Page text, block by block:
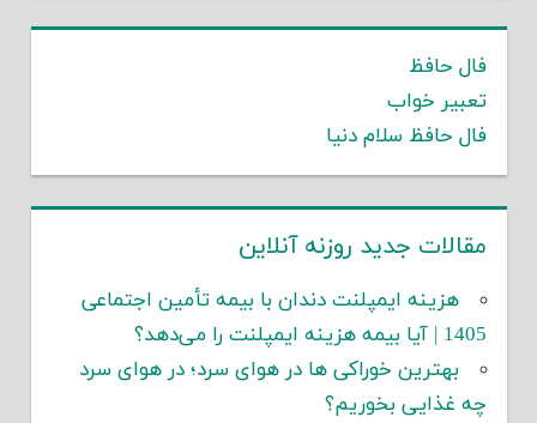
فال حافظ
تعبیر خواب
فال حافظ سلام دنیا
مقالات جدید روزنه آنلاین
هزینه ایمپلنت دندان با بیمه تأمین اجتماعی
1405 | آیا بیمه هزینه ایمپلنت را می‌دهد؟
بهترین خوراکی ها در هوای سرد؛ در هوای سرد
چه غذایی بخوریم؟